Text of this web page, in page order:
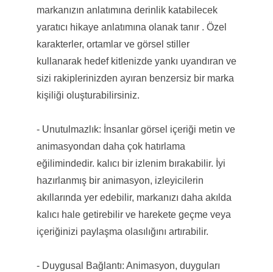
markanızın anlatımına derinlik katabilecek
yaratıcı hikaye anlatımına olanak tanır . Özel
karakterler, ortamlar ve görsel stiller
kullanarak hedef kitlenizde yankı uyandıran ve
sizi rakiplerinizden ayıran benzersiz bir marka
kişiliği oluşturabilirsiniz.
- Unutulmazlık: İnsanlar görsel içeriği metin ve
animasyondan daha çok hatırlama
eğilimindedir. kalıcı bir izlenim bırakabilir. İyi
hazırlanmış bir animasyon, izleyicilerin
akıllarında yer edebilir, markanızı daha akılda
kalıcı hale getirebilir ve harekete geçme veya
içeriğinizi paylaşma olasılığını artırabilir.
- Duygusal Bağlantı: Animasyon, duyguları